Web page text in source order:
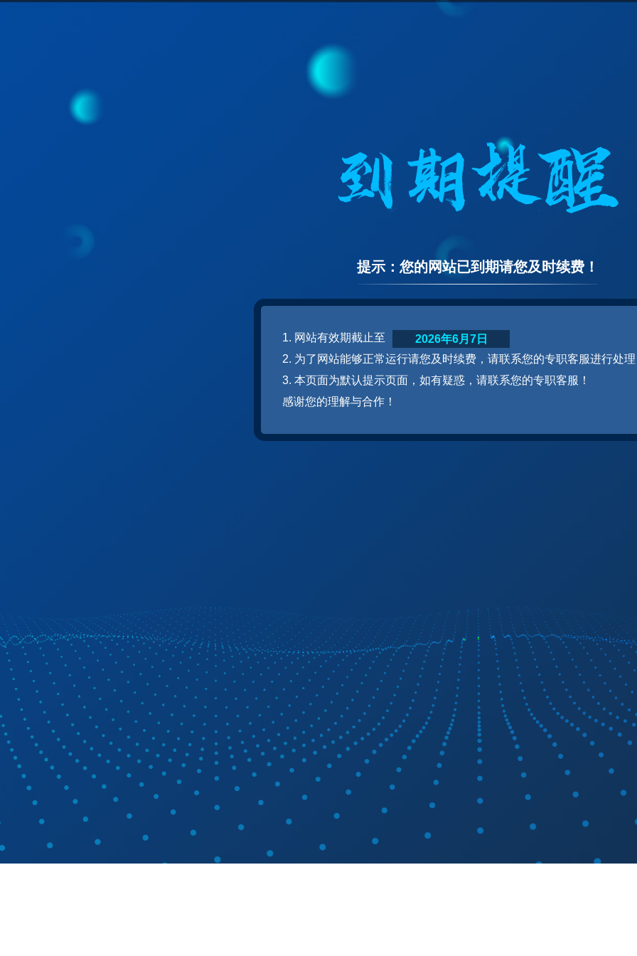
提示：您的网站已到期请您及时续费！
1. 网站有效期截止至
2. 为了网站能够正常运行请您及时续费，请联系您的专职客服进行处
3. 本页面为默认提示页面，如有疑惑，请联系您的专职客服！
感谢您的理解与合作！
2026年6月7日